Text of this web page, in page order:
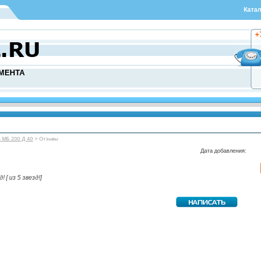
МБ 200 Д 40 > Отзывы
Дата добавления:
[ из 5 звезд!]